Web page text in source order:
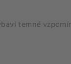
temné